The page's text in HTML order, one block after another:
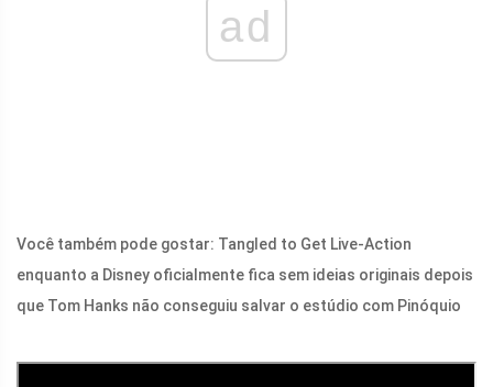
ad
Você também pode gostar: Tangled to Get Live-Action
enquanto a Disney oficialmente fica sem ideias originais depois
que Tom Hanks não conseguiu salvar o estúdio com Pinóquio